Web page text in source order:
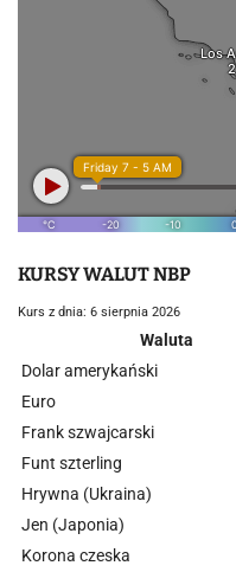
KURSY WALUT NBP
Kurs z dnia: 6 sierpnia 2026
Waluta
Dolar amerykański
Euro
Frank szwajcarski
Funt szterling
Hrywna (Ukraina)
Jen (Japonia)
Korona czeska